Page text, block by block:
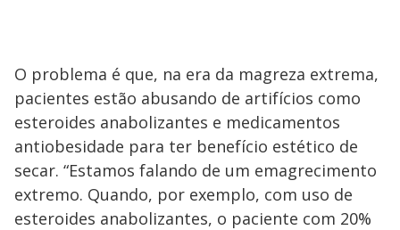
O problema é que, na era da magreza extrema,
pacientes estão abusando de artifícios como
esteroides anabolizantes e medicamentos
antiobesidade para ter benefício estético de
secar. “Estamos falando de um emagrecimento
extremo. Quando, por exemplo, com uso de
esteroides anabolizantes, o paciente com 20%